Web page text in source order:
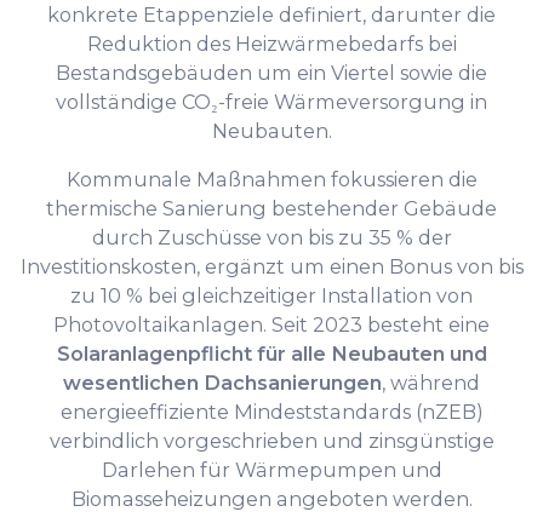
konkrete Etappenziele definiert, darunter die
Reduktion des Heizwärmebedarfs bei
Bestandsgebäuden um ein Viertel sowie die
vollständige CO₂-freie Wärmeversorgung in
Neubauten.
Kommunale Maßnahmen fokussieren die
thermische Sanierung bestehender Gebäude
durch Zuschüsse von bis zu 35 % der
Investitionskosten, ergänzt um einen Bonus von bis
zu 10 % bei gleichzeitiger Installation von
Photovoltaikanlagen. Seit 2023 besteht eine
Solaranlagenpflicht für alle Neubauten und
wesentlichen Dachsanierungen, während
energieeffiziente Mindeststandards (nZEB)
verbindlich vorgeschrieben und zinsgünstige
Darlehen für Wärmepumpen und
Biomasseheizungen angeboten werden.